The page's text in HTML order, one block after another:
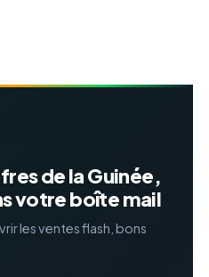
de la Guinée,
votre boîte mail
les ventes flash, bons